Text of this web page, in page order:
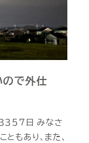
ので外仕
５７日 みなさ
もあり、また、